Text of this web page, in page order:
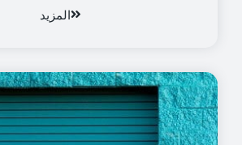
المزيد